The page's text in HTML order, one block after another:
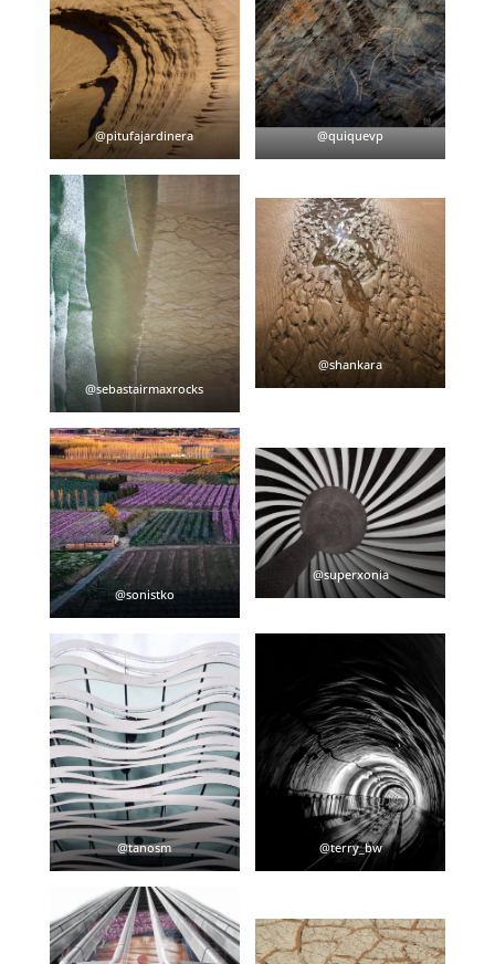
@pitufajardinera @quiquevp
@sebastairmaxrocks
@shankara
@sonistko
@superxonia
@tanosm @terry_bw